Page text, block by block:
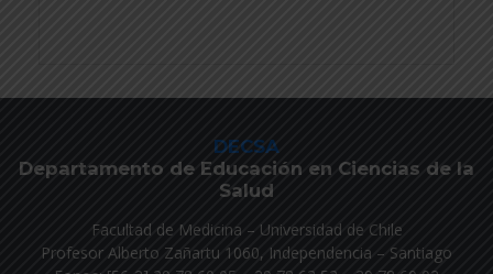
DECSA
Departamento de Educación en Ciencias de la
Salud
Facultad de Medicina – Universidad de Chile
Profesor Alberto Zañartu 1060, Independencia – Santiago